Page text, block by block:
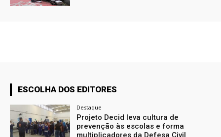
ESCOLHA DOS EDITORES
Destaque
Projeto Decid leva cultura de
prevenção às escolas e forma
multiplicadores da Defesa Civil